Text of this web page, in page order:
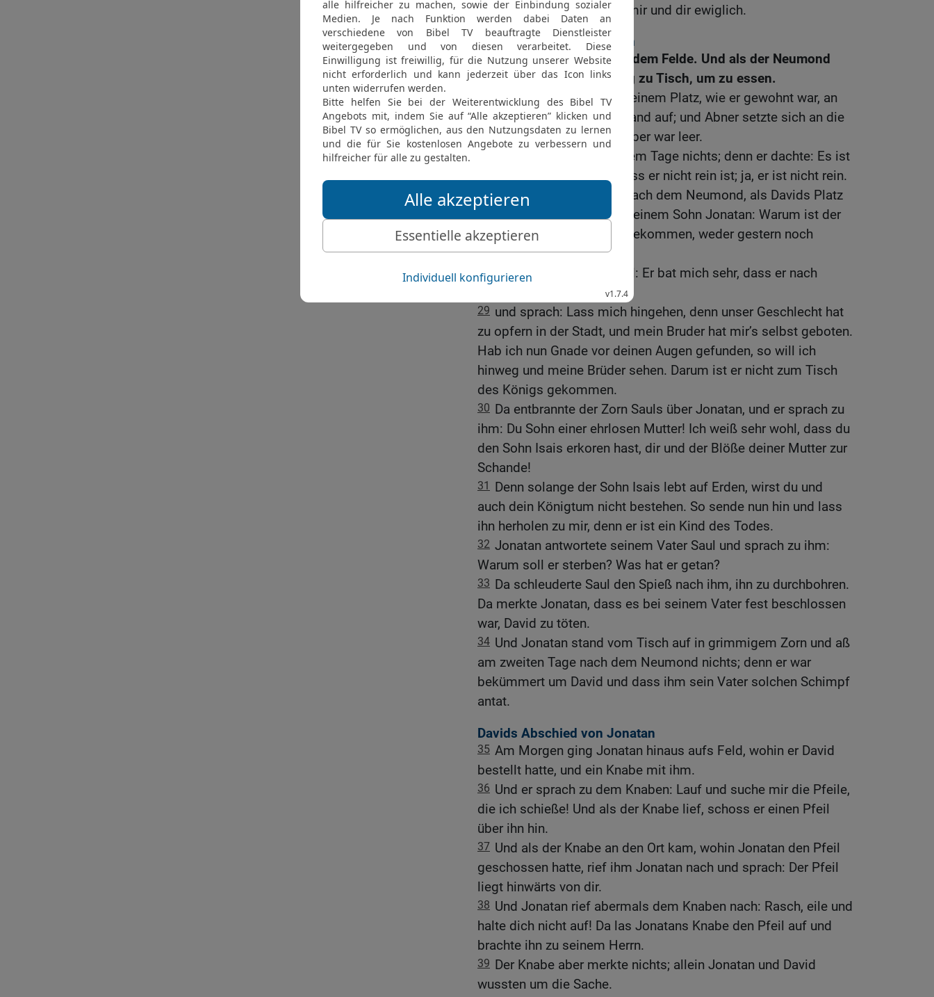
steht der HERR zwischen mir und dir ewiglich.
Sauls Zorn gegen Jonatan
24 David verbarg sich auf dem Felde. Und als der Neumond
kam, setzte sich der König zu Tisch, um zu essen.
Und der König saß an seinem Platz, wie er gewohnt war, an
der Wand, aber Jonatan stand auf; und Abner setzte sich an die
Seite Sauls. Davids Platz aber war leer.
Und Saul sagte an diesem Tage nichts; denn er dachte: Es ist
ihm etwas widerfahren, dass er nicht rein ist; ja, er ist nicht rein.
27 Des andern Tags aber nach dem Neumond, als Davids Platz
leer blieb, sprach Saul zu seinem Sohn Jonatan: Warum ist der
Sohn Isais nicht zu Tisch gekommen, weder gestern noch
heute?
28
Jonatan antwortete Saul: Er bat mich sehr, dass er nach
Bethlehem gehen dürfe,
29 und sprach: Lass mich hingehen, denn unser Geschlecht hat
zu opfern in der Stadt, und mein Bruder hat mir’s selbst geboten.
Hab ich nun Gnade vor deinen Augen gefunden, so will ich
hinweg und meine Brüder sehen. Darum ist er nicht zum Tisch
des Königs gekommen.
30 Da entbrannte der Zorn Sauls über Jonatan, und er sprach zu
ihm: Du Sohn einer ehrlosen Mutter! Ich weiß sehr wohl, dass du
den Sohn Isais erkoren hast, dir und der Blöße deiner Mutter zur
Schande!
31
Denn solange der Sohn Isais lebt auf Erden, wirst du und
auch dein Königtum nicht bestehen. So sende nun hin und lass
ihn herholen zu mir, denn er ist ein Kind des Todes.
32 Jonatan antwortete seinem Vater Saul und sprach zu ihm:
Warum soll er sterben? Was hat er getan?
33 Da schleuderte Saul den Spieß nach ihm, ihn zu durchbohren.
Da merkte Jonatan, dass es bei seinem Vater fest beschlossen
war, David zu töten.
34 Und Jonatan stand vom Tisch auf in grimmigem Zorn und aß
am zweiten Tage nach dem Neumond nichts; denn er war
bekümmert um David und dass ihm sein Vater solchen Schimpf
antat.
Davids Abschied von Jonatan
35 Am Morgen ging Jonatan hinaus aufs Feld, wohin er David
bestellt hatte, und ein Knabe mit ihm.
36 Und er sprach zu dem Knaben: Lauf und suche mir die Pfeile,
die ich schieße! Und als der Knabe lief, schoss er einen Pfeil
über ihn hin.
37 Und als der Knabe an den Ort kam, wohin Jonatan den Pfeil
geschossen hatte, rief ihm Jonatan nach und sprach: Der Pfeil
liegt hinwärts von dir.
38 Und Jonatan rief abermals dem Knaben nach: Rasch, eile und
halte dich nicht auf! Da las Jonatans Knabe den Pfeil auf und
brachte ihn zu seinem Herrn.
39 Der Knabe aber merkte nichts; allein Jonatan und David
wussten um die Sache.